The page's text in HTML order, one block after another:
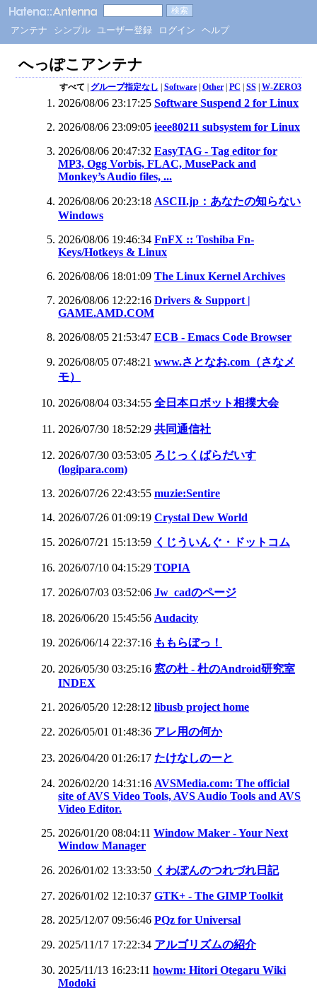
アンテナ シンプル ユーザー登録 ログイン ヘルプ
へっぽこアンテナ
すべて | グループ指定なし | Software| Other| PC | SS| W-ZERO3
2026/08/06 23:17:25 Software Suspend 2 for Linux
2026/08/06 23:09:05 ieee80211 subsystem for Linux
2026/08/06 20:47:32 EasyTAG - Tag editor for
MP3, Ogg Vorbis, FLAC, MusePack and
Monkey’s Audio files, ...
2026/08/06 20:23:18 ASCII.jp：あなたの知らない
Windows
2026/08/06 19:46:34 FnFX :: Toshiba Fn-
Keys/Hotkeys & Linux
2026/08/06 18:01:09 The Linux Kernel Archives
2026/08/06 12:22:16 Drivers & Support |
GAME.AMD.COM
2026/08/05 21:53:47 ECB - Emacs Code Browser
2026/08/05 07:48:21 www.さとなお.com（さなメ
モ）
2026/08/04 03:34:55 全日本ロボット相撲大会
2026/07/30 18:52:29 共同通信社
2026/07/30 03:53:05 ろじっくぱらだいす
(logipara.com)
2026/07/26 22:43:55 muzie:Sentire
2026/07/26 01:09:19 Crystal Dew World
2026/07/21 15:13:59 くじういんぐ・ドットコム
2026/07/10 04:15:29 TOPIA
2026/07/03 03:52:06 Jw_cadのページ
2026/06/20 15:45:56 Audacity
2026/06/14 22:37:16 ももらぼっ！
2026/05/30 03:25:16 窓の杜 - 杜のAndroid研究室
INDEX
2026/05/20 12:28:12 libusb project home
2026/05/01 01:48:36 アレ用の何か
2026/04/20 01:26:17 たけなしのーと
2026/02/20 14:31:16 AVSMedia.com: The official
site of AVS Video Tools, AVS Audio Tools and AVS
Video Editor.
2026/01/20 08:04:11 Window Maker - Your Next
Window Manager
2026/01/02 13:33:50 くわぽんのつれづれ日記
2026/01/02 12:10:37 GTK+ - The GIMP Toolkit
2025/12/07 09:56:46 PQz for Universal
2025/11/17 17:22:34 アルゴリズムの紹介
2025/11/13 16:23:11 howm: Hitori Otegaru Wiki
Modoki